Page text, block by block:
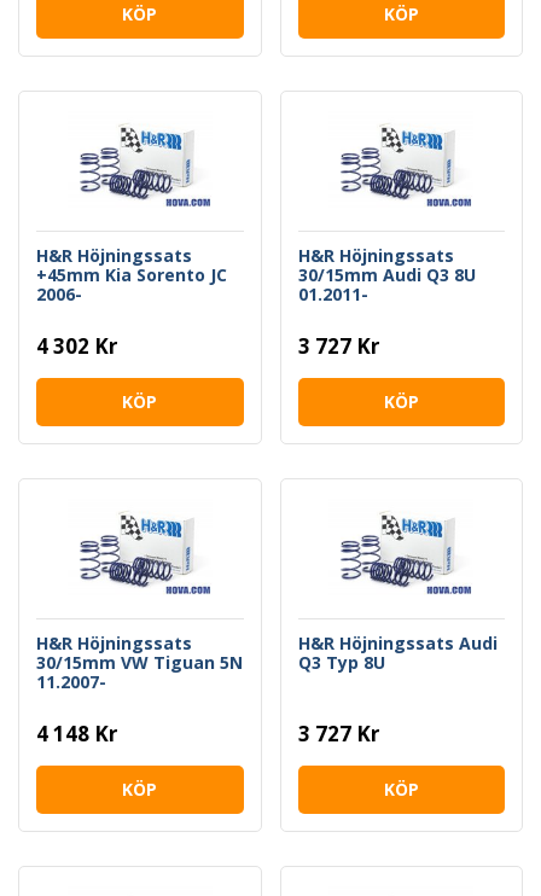
KÖP KÖP
H&R Höjningssats
+45mm Kia Sorento JC
2006-
4 302 Kr
KÖP
H&R Höjningssats
30/15mm Audi Q3 8U
01.2011-
3 727 Kr
KÖP
H&R Höjningssats
30/15mm VW Tiguan 5N
11.2007-
4 148 Kr
KÖP
H&R Höjningssats Audi
Q3 Typ 8U
3 727 Kr
KÖP